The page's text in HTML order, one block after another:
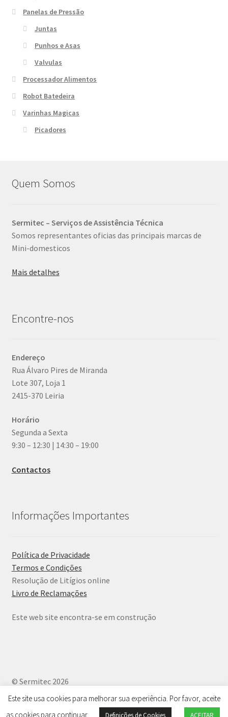
Panelas de Pressão
Juntas
Punhos e Asas
Valvulas
Processador Alimentos
Robot Batedeira
Varinhas Magicas
Picadores
Quem Somos
Sermitec – Serviços de Assistência Técnica
Somos representantes oficias das principais marcas de
Mini-domesticos
Mais detalhes
Encontre-nos
Endereço
Rua Álvaro Pires de Miranda
Lote 307, Loja 1
2415-370 Leiria
Horário
Segunda a Sexta
9:30 – 12:30 | 14:30 – 19:00
Contactos
Informações Importantes
Política de Privacidade
Termos e Condições
Resolução de Litígios online
Livro de Reclamações
Este web site encontra-se em construção
© Sermitec 2026
Política de Privacidade
Este site usa cookies para melhorar sua experiência. Por favor, aceite
as cookies para continuar
Definições de Cookies ACEITAR